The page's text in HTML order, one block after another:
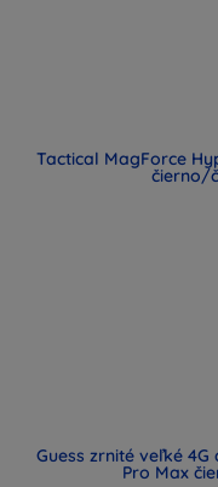
Tactical MagForce
čierno/
Guess zrnité veľké
Pro Max